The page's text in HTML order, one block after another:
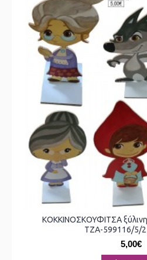
ΚΟΚΚΙΝΟΣΚΟΥΦΙΤΣΑ ξύλινη
ΤΖΑ-599116/5/
5,00€